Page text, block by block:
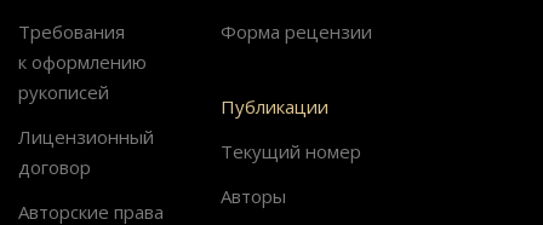
Требования
к оформлению
рукописей
Лицензионный
договор
Авторские права
Форма рецензии
Публикации
Текущий номер
Авторы